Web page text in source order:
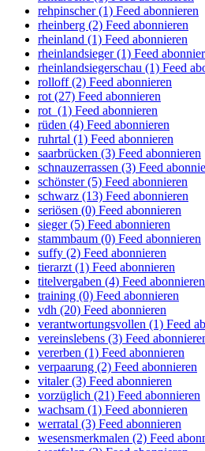
rehpinscher (1) Feed abonnieren
rheinberg (2) Feed abonnieren
rheinland (1) Feed abonnieren
rheinlandsieger (1) Feed
rheinlandsiegerschau (1) Feed
rolloff (2) Feed abonnieren
rot (27) Feed abonnieren
rot (1) Feed abonnieren
rüden (4) Feed abonnieren
ruhrtal (1) Feed abonnieren
saarbrücken (3) Feed abonnieren
schnauzerrassen (3) Feed
schönster (5) Feed abonnieren
schwarz (13) Feed abonnieren
seriösen (0) Feed abonnieren
sieger (5) Feed abonnieren
stammbaum (0) Feed abonnieren
suffy (2) Feed abonnieren
tierarzt (1) Feed abonnieren
titelvergaben (4) Feed abonnieren
training (0) Feed abonnieren
vdh (20) Feed abonnieren
verantwortungsvollen (1) Feed
vereinslebens (3) Feed
vererben (1) Feed abonnieren
verpaarung (2) Feed abonnieren
vitaler (3) Feed abonnieren
vorzüglich (21) Feed abonnieren
wachsam (1) Feed abonnieren
werratal (3) Feed abonnieren
wesensmerkmalen (2) Feed